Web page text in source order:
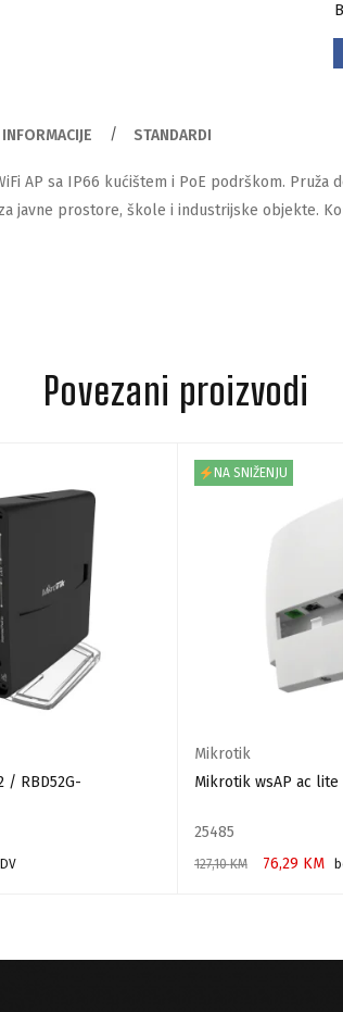
STANDARDI
AP sa IP66 kućištem i PoE podrškom. Pruža
javne prostore, škole i industrijske objekte.
Povezani proizvodi
/ RBD52G-
NA SNIŽENJU
Mikrotik
Mikrotik wsAP ac lite
25485
127,10KM 76,29 KM